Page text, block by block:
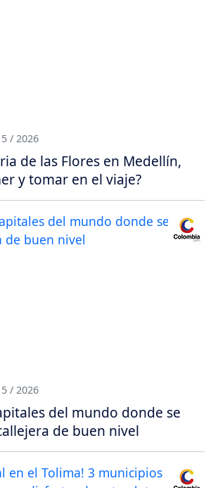
/ 2026
de las Flores en Medellín,
y tomar en el viaje?
/ 2026
del mundo donde se
de buen nivel